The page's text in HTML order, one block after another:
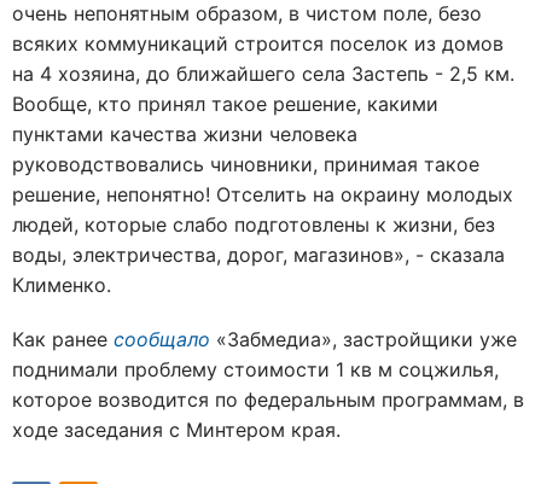
очень непонятным образом, в чистом поле, безо
всяких коммуникаций строится поселок из домов
на 4 хозяина, до ближайшего села Застепь - 2,5 км.
Вообще, кто принял такое решение, какими
пунктами качества жизни человека
руководствовались чиновники, принимая такое
решение, непонятно! Отселить на окраину молодых
людей, которые слабо подготовлены к жизни, без
воды, электричества, дорог, магазинов», - сказала
Клименко.
Как ранее сообщало «Забмедиа», застройщики уже
поднимали проблему стоимости 1 кв м соцжилья,
которое возводится по федеральным программам, в
ходе заседания с Минтером края.